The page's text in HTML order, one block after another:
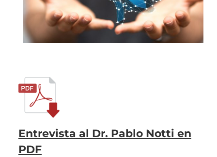
Entrevista al Dr. Pablo Notti en
PDF